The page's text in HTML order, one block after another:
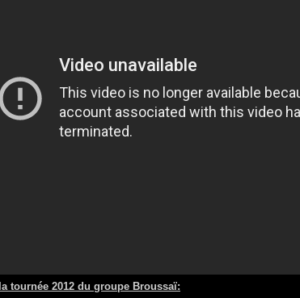
tournée 2012 du groupe Broussaï: